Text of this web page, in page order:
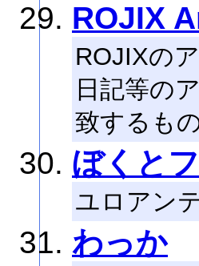
ROJIX
ROJIXの
日記等の
致するも
ぼくと
ユロアン
わっか